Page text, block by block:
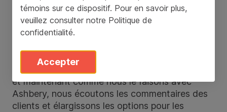
« Ces ajouts et ces extensions à nos familles
d’éclairage existantes sont véritablement des
développements dirigés par le client », déclare
Landscape Forms. « Comme nous l’avons fait
avec Torres, comme nous l'avons fait avec LEO,
et maintenant comme nous le faisons avec
Ashbery, nous écoutons les commentaires des
clients et élargissons les options pour les
témoins sur ce dispositif. Pour en savoir plus,
veuillez consulter notre Politique de
confidentialité.
Accepter